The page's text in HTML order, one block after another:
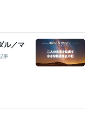
ます」とご連絡致します
ル／マ
事